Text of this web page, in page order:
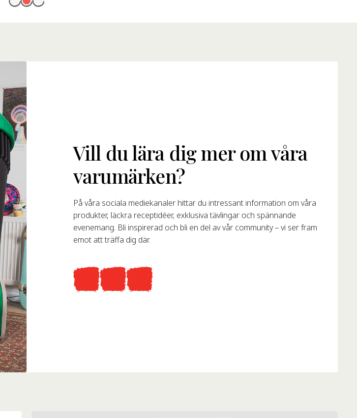
Vill du lära dig mer om våra
varumärken?
På våra sociala mediekanaler hittar du intressant information om våra
produkter, läckra receptidéer, exklusiva tävlingar och spännande
evenemang. Bli inspirerad och bli en del av vår community – vi ser fram
emot att träffa dig där.